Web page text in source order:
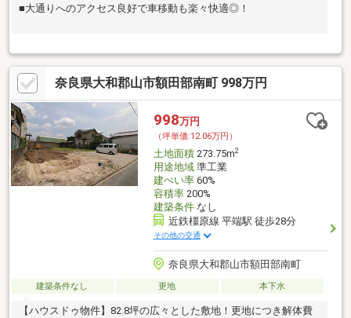
■大通りへのアクセス良好で車移動も楽々快適◎！
奈良県大和郡山市額田部南町 998万円
998万円
（坪単価:12.06万円）
土地面積273.75m2
用途地域準工業
建ぺい率60%
容積率200%
建築条件なし
近鉄橿原線 平端駅 徒歩28分
その他の交通
奈良県大和郡山市額田部南町
建築条件なし 更地 本下水
【ハウスドゥ物件】82.8坪の広々とした敷地！更地につき解体費